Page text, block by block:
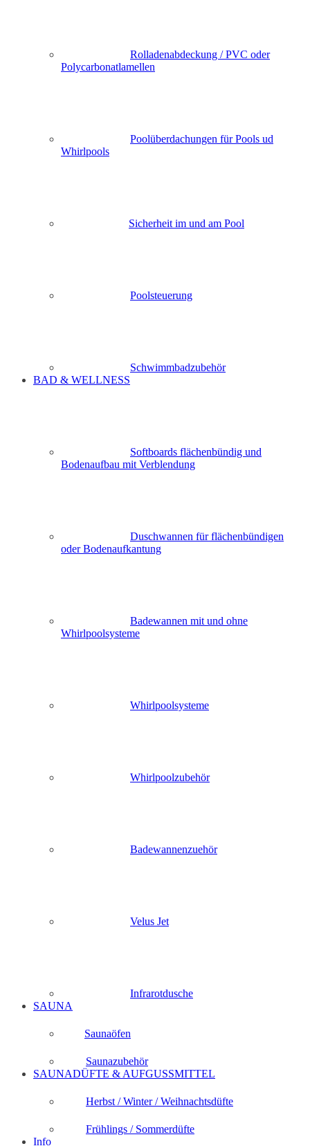
Rolladenabdeckung / PVC oder
Polycarbonatlamellen
Poolüberdachungen für Pools ud
Whirlpools
Sicherheit im und am Pool
Poolsteuerung
Schwimmbadzubehör
BAD & WELLNESS
Softboards flächenbündig und
Bodenaufbau mit Verblendung
Duschwannen für flächenbündigen
oder Bodenaufkantung
Badewannen mit und ohne
Whirlpoolsysteme
Whirlpoolsysteme
Whirlpoolzubehör
Badewannenzuehör
Velus Jet
Infrarotdusche
SAUNA
Saunaöfen
Saunazubehör
SAUNADÜFTE & AUFGUSSMITTEL
Herbst / Winter / Weihnachtsdüfte
Frühlings / Sommerdüfte
Info